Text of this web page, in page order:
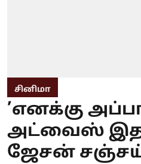
சினிமா
’எனக்கு
அட்வைஸ்
ஜேசன் சஞ்சய்